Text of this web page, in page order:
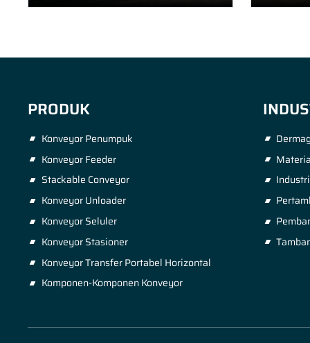
PRODUK
Konveyor Penumpuk
Konveyor Feeder
Stackable Conveyor
Konveyor Unloader
Konveyor Seluler
Konveyor Stasioner
Konveyor Transfer Portabel Horizontal
Komponen-Komponen Konveyor